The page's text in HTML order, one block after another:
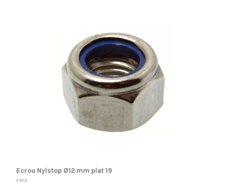
Ecrou Nylstop Ø12 mm plat 19
EN12